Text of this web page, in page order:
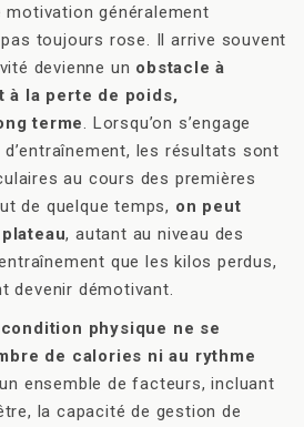
motivation généralement
pas toujours rose. Il arrive souvent
devienne un obstacle à
à la perte de poids,
terme. Lorsqu’on s’engage
les résultats sont
au cours des premières
de quelque temps, on peut
, autant au niveau des
que les kilos perdus,
devenir démotivant.
physique ne se
de calories ni au rythme
ensemble de facteurs, incluant
la capacité de gestion de